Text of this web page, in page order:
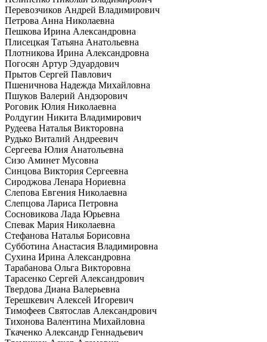
Перевозчиков Андрей Владимирович
Петрова Анна Николаевна
Пешкова Ирина Александровна
Плисецкая Татьяна Анатольевна
Плотникова Ирина Александровна
Погосян Артур Эдуардович
Прытов Сергей Павлович
Пшеничнова Надежда Михайловна
Пшуков Валерий Андзорович
Роговик Юлия Николаевна
Ролдугин Никита Владимирович
Рудеева Наталья Викторовна
Рудько Виталий Андреевич
Сергеева Юлия Анатольевна
Сизо Аминет Мусовна
Синцова Виктория Сергеевна
Сироджова Ленара Нориевна
Слепова Евгения Николаевна
Слепцова Лариса Петровна
Сосновикова Лада Юрьевна
Спевак Мария Николаевна
Стефанова Наталья Борисовна
Субботина Анастасия Владимировна
Сухина Ирина Александровна
Тарабанова Ольга Викторовна
Тарасенко Сергей Александрович
Твердова Диана Валерьевна
Терешкевич Алексей Игоревич
Тимофеев Святослав Александрович
Тихонова Валентина Михайловна
Ткаченко Александр Геннадьевич